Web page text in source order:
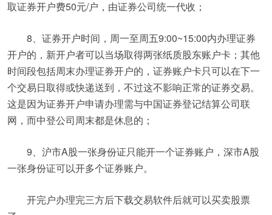
取证券开户费50元/户，由证券公司统一代收；
8、证券开户时间，周一至周五9:00~15:00内办理证券
开户的，新开户者可以当场取得两张纸质股东账户卡；其他
时间段包括周末办理证券开户的，证券账户卡只可以在下一
个交易日取得或快递送到，不过这不影响正常的证券交易。
这是因为证券开户申请办理需与中国证券登记结算公司联
网，而中登公司周末都是休息的；
9、沪市A股一张身份证只能开一个证券账户，深市A股
一张身份证可以开多个证券账户。
开完户办理完三方后下载交易软件后就可以买卖股票